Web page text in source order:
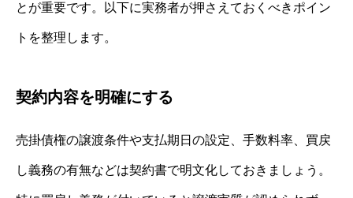
とが重要です。以下に実務者が押さえておくべきポイン
トを整理します。
契約内容を明確にする
売掛債権の譲渡条件や支払期日の設定、手数料率、買戻
し義務の有無などは契約書で明文化しておきましょう。